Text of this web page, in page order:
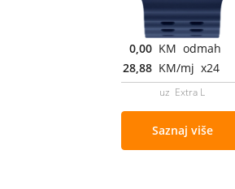
0,00 KM odmah
28,88 KM/mj x24
uz Extra L
Saznaj više